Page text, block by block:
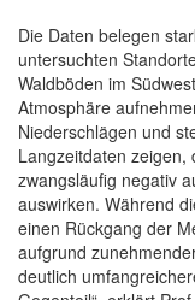
Die Daten belegen
untersuchten
Waldböden im
Atmosphäre
Niederschlägen und
Langzeitdaten zeigen,
zwangsläufig negativ
auswirken. Während
einen Rückgang der
aufgrund
deutlich